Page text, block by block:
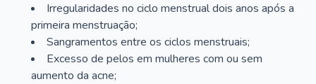
Irregularidades no ciclo menstrual dois anos após a
primeira menstruação;
Sangramentos entre os ciclos menstruais;
Excesso de pelos em mulheres com ou sem
aumento da acne;